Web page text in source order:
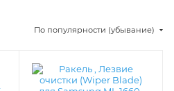
По популярности (убывание)